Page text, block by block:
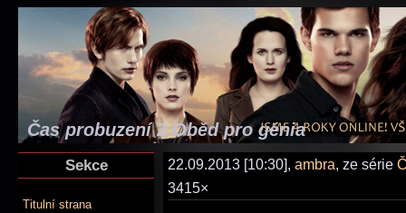
Čas probuzení 2 Oběd pro génia
Sekce
Titulní strana
22.09.2013 [10:30], ambra, ze série
3415×